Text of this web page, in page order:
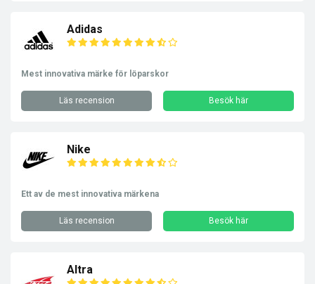
Adidas
Mest innovativa märke för löparskor
Läs recension Besök här
Nike
Ett av de mest innovativa märkena
Läs recension Besök här
Altra